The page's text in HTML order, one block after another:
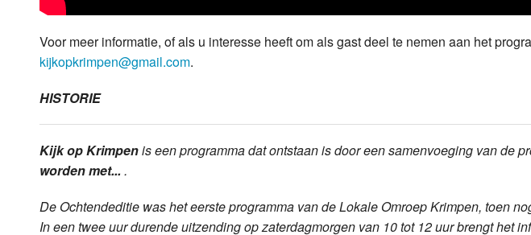
Voor meer informatie, of als u interesse heeft om als gast deel te nemen aan het
kijkopkrimpen@gmail.com.
HISTORIE
Kijk op Krimpenis een programma dat ontstaan is door een samenvoeging van de
worden met... .
De Ochtendeditie was het eerste programma van de Lokale Omroep Krimpen, toen
In een twee uur durende uitzending op zaterdagmorgen van 10 tot 12 uur brengt het